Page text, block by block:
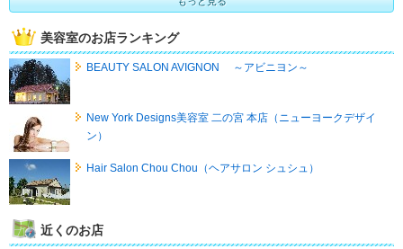
美容室のお店ランキング
BEAUTY SALON AVIGNON ～アビニヨン～
New York Designs美容室 二の宮 本店（ニューヨークデザイ
ン）
Hair Salon Chou Chou（ヘアサロン シュシュ）
近くのお店